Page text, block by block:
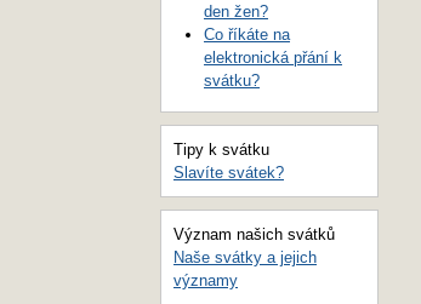
den žen?
Co říkáte na
elektronická přání k
svátku?
Tipy k svátku
Slavíte svátek?
Význam našich svátků
Naše svátky a jejich
významy